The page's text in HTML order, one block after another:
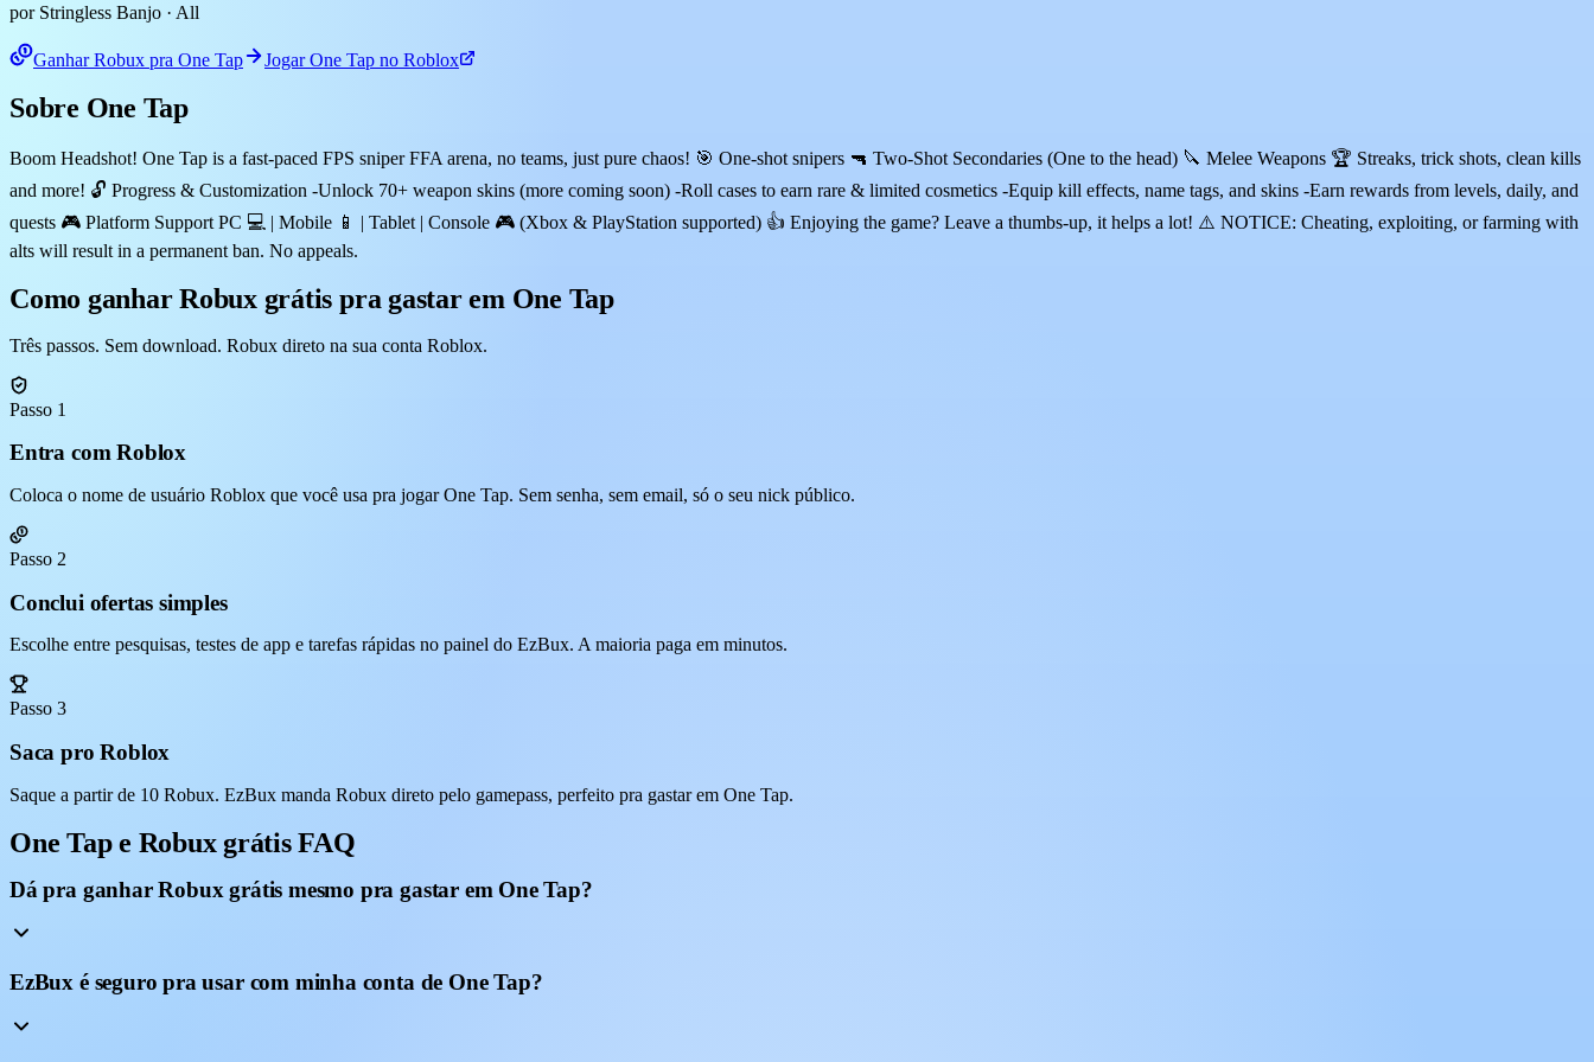
por Stringless Banjo · All
Ganhar Robux pra One Tap Jogar One Tap no Roblox
Sobre One Tap
Boom Headshot! One Tap is a fast-paced FPS sniper FFA arena, no teams, just pure chaos! 🎯 One-shot snipers 🔫 Two-Shot Secondaries (One to the head) 🔪 Melee Weapons 🏆 Streaks, trick shots, clean kills
and more! 🔓 Progress & Customization -Unlock 70+ weapon skins (more coming soon) -Roll cases to earn rare & limited cosmetics -Equip kill effects, name tags, and skins -Earn rewards from levels, daily, and
quests 🎮 Platform Support PC 💻 | Mobile 📱 | Tablet | Console 🎮 (Xbox & PlayStation supported) 👍 Enjoying the game? Leave a thumbs-up, it helps a lot! ⚠️ NOTICE: Cheating, exploiting, or farming with
alts will result in a permanent ban. No appeals.
Como ganhar Robux grátis pra gastar em One Tap
Três passos. Sem download. Robux direto na sua conta Roblox.
Passo 1
Entra com Roblox
Coloca o nome de usuário Roblox que você usa pra jogar One Tap. Sem senha, sem email, só o seu nick público.
Passo 2
Conclui ofertas simples
Escolhe entre pesquisas, testes de app e tarefas rápidas no painel do EzBux. A maioria paga em minutos.
Passo 3
Saca pro Roblox
Saque a partir de 10 Robux. EzBux manda Robux direto pelo gamepass, perfeito pra gastar em One Tap.
One Tap e Robux grátis FAQ
Dá pra ganhar Robux grátis mesmo pra gastar em One Tap?
EzBux é seguro pra usar com minha conta de One Tap?